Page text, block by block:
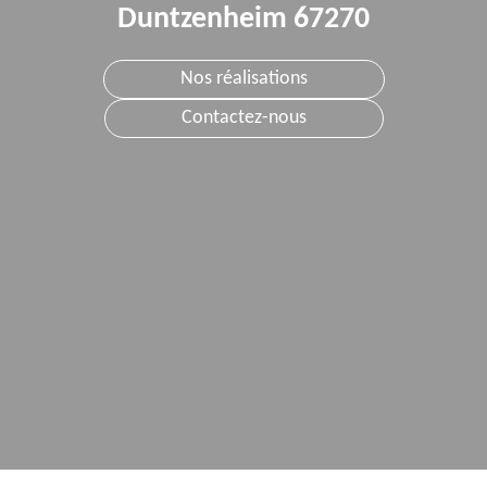
Duntzenheim 67270
Nos réalisations
Contactez-nous